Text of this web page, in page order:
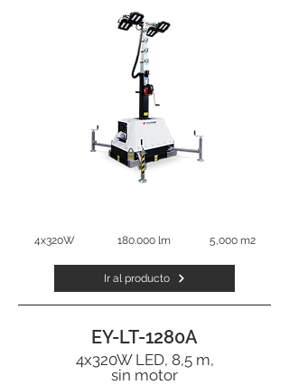
4x320W 180.000 lm 5,000 m2
Ir al producto
EY-LT-1280A
4x320W LED, 8,5 m,
sin motor